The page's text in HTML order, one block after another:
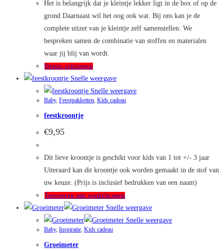
€95,00
Het is belangrijk dat je kleintje lekker ligt in de box of op de
grond Daarnaast wil het oog ook wat. Bij ons kan je de
complete uitzet van je kleintje zelf samenstellen. We
bespreken samen de combinatie van stoffen en materialen
waar jij blij van wordt.
Opties selecteren
product
heeft
meerdere
op
Snelle weergave
Snelle weergave
Baby, Feestpakketten, Kids cadeau
feestkroontje
€9,95
Dit lieve kroontje is geschikt voor kids van 1 tot +/- 3 jaar
Uiteraard kan dit kroontje ook worden gemaakt in de stof van
uw keuze. (Prijs is inclusief bedrukken van een naam)
Toevoegen aan winkelwagen
Snelle weergave
Snelle weergave
Baby, Inspiratie, Kids cadeau
Groeimeter